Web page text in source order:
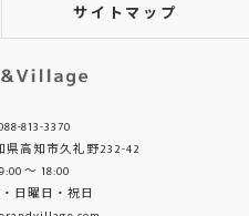
サイトマップ
813-3370
県高知市久礼野232-42
～ 18:00
日曜日・祝日